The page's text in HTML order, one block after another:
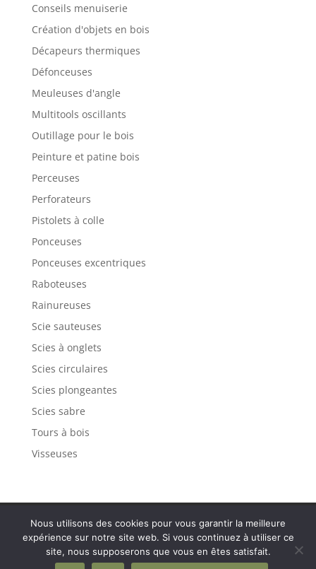
Conseils menuiserie
Création d'objets en bois
Décapeurs thermiques
Défonceuses
Meuleuses d'angle
Multitools oscillants
Outillage pour le bois
Peinture et patine bois
Perceuses
Perforateurs
Pistolets à colle
Ponceuses
Ponceuses excentriques
Raboteuses
Rainureuses
Scie sauteuses
Scies à onglets
Scies circulaires
Scies plongeantes
Scies sabre
Tours à bois
Visseuses
Politique de confidentialité
Mentions légales
Plan de site
Contact
Nous utilisons des cookies pour vous garantir la meilleure
expérience sur notre site web. Si vous continuez à utiliser ce
site, nous supposerons que vous en êtes satisfait.